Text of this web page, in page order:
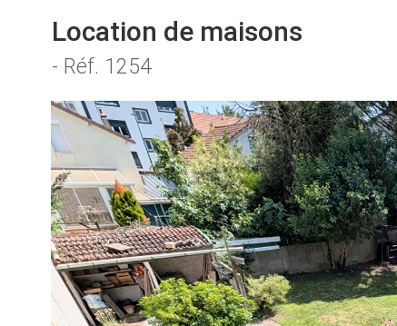
Location de maisons
- Réf. 1254